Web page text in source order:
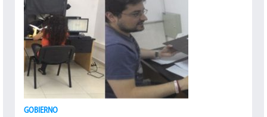
GOBIERNO